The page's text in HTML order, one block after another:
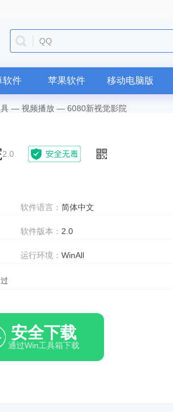
QQ
软件 苹果软件 移动电脑版
— 视频播放 — 6080新视觉影院
2.0
软件语言：简体中文
软件版本： 2.0
运行环境：WinAll
安全下载
通过Win工具箱下载